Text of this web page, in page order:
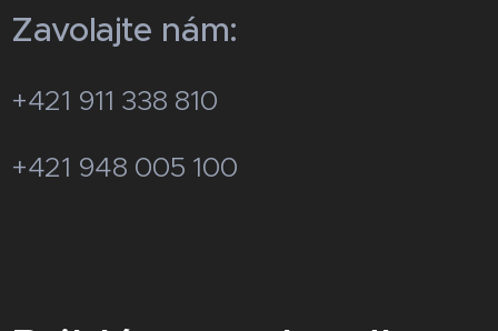
Zavolajte nám:
+421 911 338 810
+421 948 005 100